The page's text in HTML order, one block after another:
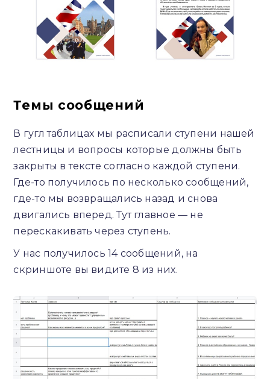
Темы сообщений
В гугл таблицах мы расписали ступени нашей
лестницы и вопросы которые должны быть
закрыты в тексте согласно каждой ступени.
Где-то получилось по несколько сообщений,
где-то мы возвращались назад и снова
двигались вперед. Тут главное — не
перескакивать через ступень.
У нас получилось 14 сообщений, на
скриншоте вы видите 8 из них.